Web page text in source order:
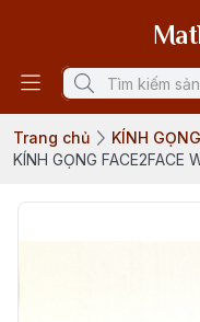
Trang chủ
KÍNH GỌNG
KÍNH GỌNG FACE2FACE